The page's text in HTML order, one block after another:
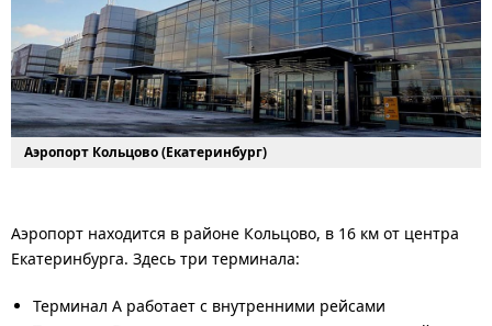
Аэропорт Кольцово (Екатеринбург)
Аэропорт находится в районе Кольцово, в 16 км от центра
Екатеринбурга. Здесь три терминала:
Терминал А работает с внутренними рейсами